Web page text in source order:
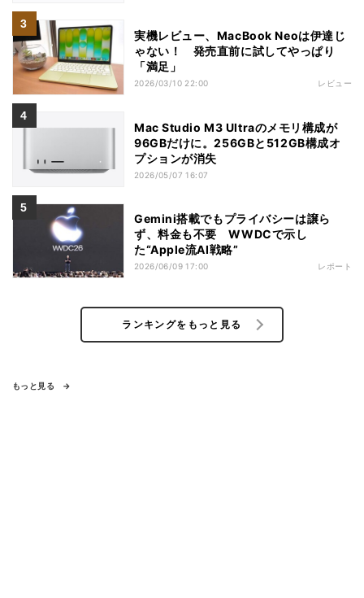
実機レビュー、MacBook Neoは伊達じ
ゃない！ 発売直前に試してやっぱり
「満足」
2026/03/10 22:00 レビュー
Mac Studio M3 Ultraのメモリ構成が
96GBだけに。256GBと512GB構成オ
プションが消失
2026/05/07 16:07
Gemini搭載でもプライバシーは譲ら
ず、料金も不要 WWDCで示し
た“Apple流AI戦略”
2026/06/09 17:00 レポート
ランキングをもっと見る
もっと見る